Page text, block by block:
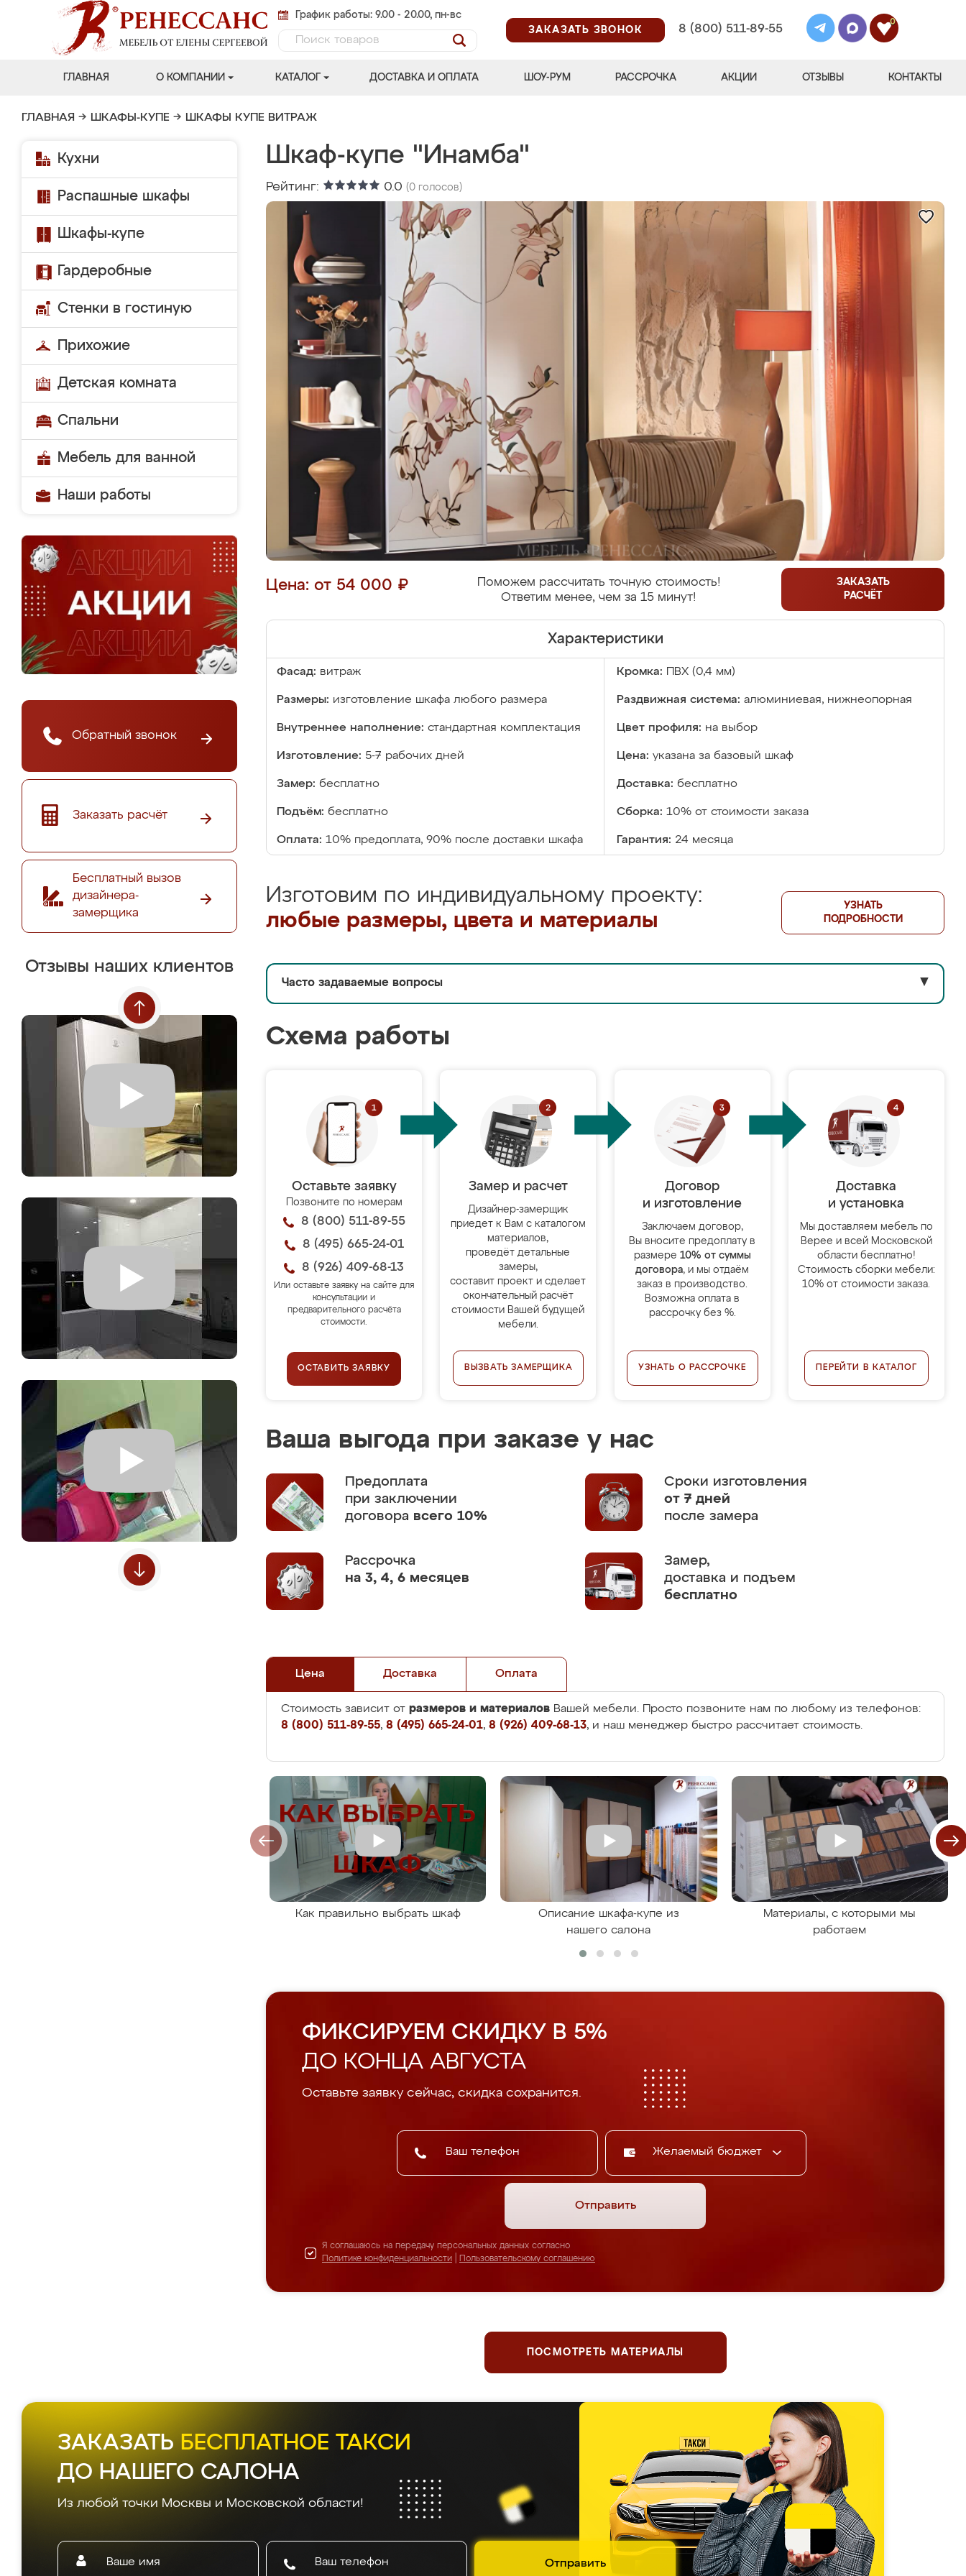
График работы: 9.00 - 20.00, пн-вс
ЗАКАЗАТЬ ЗВОНОК
8 (800) 511-89-55
0
ГЛАВНАЯ О КОМПАНИИ КАТАЛОГ ДОСТАВКА И ОПЛАТА ШОУ-РУМ РАССРОЧКА АКЦИИ ОТЗЫВЫ КОНТАКТЫ
ГЛАВНАЯ → ШКАФЫ-КУПЕ → ШКАФЫ КУПЕ ВИТРАЖ
Кухни
Распашные шкафы
Шкафы-купе
Гардеробные
Стенки в гостиную
Прихожие
Детская комната
Спальни
Мебель для ванной
Наши работы
Обратный звонок
Заказать расчёт
Бесплатный вызов
дизайнера-
замерщика
Отзывы наших клиентов
Шкаф-купе "Инамба"
Рейтинг: 0.0 (0 голосов)
Цена: от 54 000 ₽
Поможем рассчитать точную стоимость!
Ответим менее, чем за 15 минут!
ЗАКАЗАТЬ
РАСЧЁТ
Характеристики
Фасад: витраж Кромка: ПВХ (0,4 мм)
Размеры: изготовление шкафа любого размера Раздвижная система: алюминиевая, нижнеопорная
Внутреннее наполнение: стандартная комплектация Цвет профиля: на выбор
Изготовление: 5-7 рабочих дней Цена: указана за базовый шкаф
Замер: бесплатно Доставка: бесплатно
Подъём: бесплатно Сборка: 10% от стоимости заказа
Оплата: 10% предоплата, 90% после доставки шкафа Гарантия: 24 месяца
Изготовим по индивидуальному проекту:
любые размеры, цвета и материалы
УЗНАТЬ
ПОДРОБНОСТИ
Часто задаваемые вопросы ▼
Схема работы
Оставьте заявку
Позвоните по номерам
8 (800) 511-89-55
8 (495) 665-24-01
8 (926) 409-68-13
Или оставьте заявку на сайте для
консультации и
предварительного расчёта
стоимости.
ОСТАВИТЬ ЗАЯВКУ
Замер и расчет
Дизайнер-замерщик
приедет к Вам с каталогом
материалов,
проведёт детальные
замеры,
составит проект и сделает
окончательный расчёт
стоимости Вашей будущей
мебели.
ВЫЗВАТЬ ЗАМЕРЩИКА
Договор
и изготовление
Заключаем договор,
Вы вносите предоплату в
размере 10% от суммы
договора, и мы отдаём
заказ в производство.
Возможна оплата в
рассрочку без %.
УЗНАТЬ О РАССРОЧКЕ
Доставка
и установка
Мы доставляем мебель по
Верее и всей Московской
области бесплатно!
Стоимость сборки мебели:
10% от стоимости заказа.
ПЕРЕЙТИ В КАТАЛОГ
Ваша выгода при заказе у нас
Предоплата
при заключении
договора всего 10%
Сроки изготовления
от 7 дней
после замера
Рассрочка
на 3, 4, 6 месяцев
Замер,
доставка и подъем
бесплатно
Цена Доставка Оплата
Стоимость зависит от размеров и материалов Вашей мебели. Просто позвоните нам по любому из телефонов:
8 (800) 511-89-55, 8 (495) 665-24-01, 8 (926) 409-68-13, и наш менеджер быстро рассчитает стоимость.
Как правильно выбрать шкаф
Описание шкафа-купе из
нашего салона
Материалы, с которыми мы
работаем
ФИКСИРУЕМ СКИДКУ В 5%
ДО КОНЦА АВГУСТА
Оставьте заявку сейчас, скидка сохранится.
Желаемый бюджет
Отправить
Я соглашаюсь на передачу персональных данных согласно
Политике конфиденциальности
Пользовательскому соглашению
ПОСМОТРЕТЬ МАТЕРИАЛЫ
ЗАКАЗАТЬ БЕСПЛАТНОЕ ТАКСИ
ДО НАШЕГО САЛОНА
Из любой точки Москвы и Московской области!
Отправить